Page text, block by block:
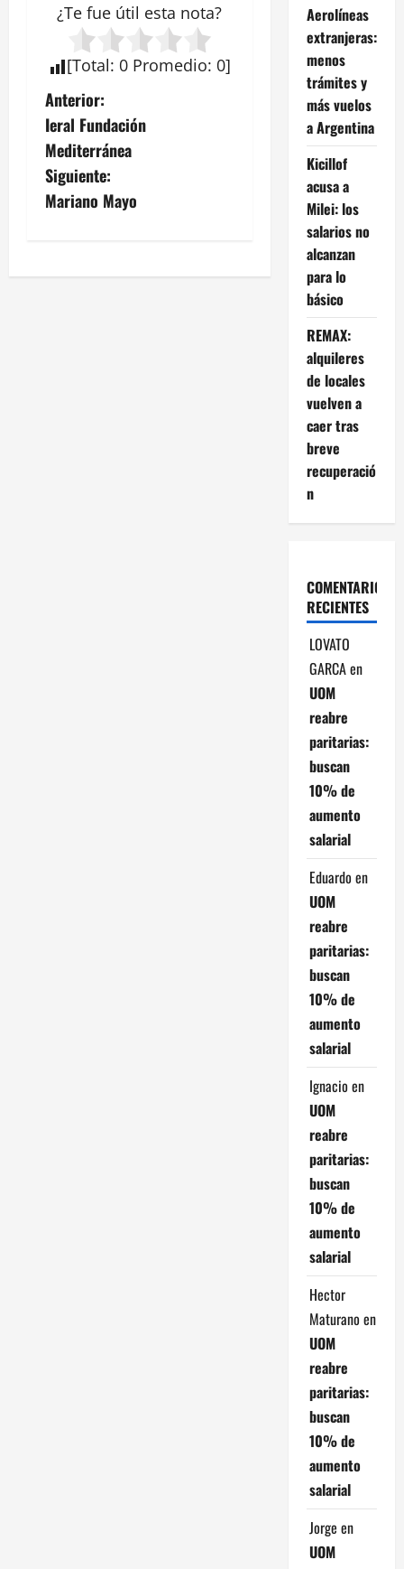
¿Te fue útil esta nota?
[Total: 0 Promedio: 0]
N
a
v
e
Anterior:
Ieral Fundación
Mediterránea
Siguiente:
Mariano Mayo
Aerolíneas
extranjeras:
menos
trámites y
más vuelos
a Argentina
Kicillof
acusa a
Milei: los
salarios no
alcanzan
para lo
básico
REMAX:
alquileres
de locales
vuelven a
caer tras
breve
recuperació
n
COMENTARIOS
RECIENTES
LOVATO
GARCAen
UOM
reabre
paritarias:
buscan
10% de
aumento
salarial
Eduardo en
UOM
reabre
paritarias:
buscan
10% de
aumento
salarial
Ignacio en
UOM
reabre
paritarias:
buscan
10% de
aumento
salarial
Hector
Maturano en
UOM
reabre
paritarias:
buscan
10% de
aumento
salarial
Jorge en
UOM